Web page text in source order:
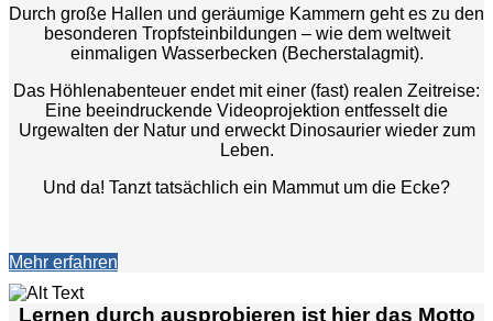
Durch große Hallen und geräumige Kammern geht es zu den
besonderen Tropfsteinbildungen – wie dem weltweit
einmaligen Wasserbecken (Becherstalagmit).
Das Höhlenabenteuer endet mit einer (fast) realen Zeitreise:
Eine beeindruckende Videoprojektion entfesselt die
Urgewalten der Natur und erweckt Dinosaurier wieder zum
Leben.
Und da! Tanzt tatsächlich ein Mammut um die Ecke?
Mehr erfahren
Lernen durch ausprobieren ist hier das Motto